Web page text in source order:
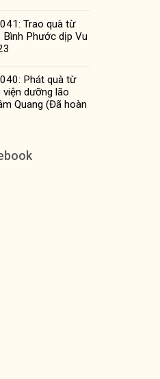
Trao quà từ
Bình Phước dịp Vu
Phát quà từ
viện dưỡng lão
Quang (Đã hoàn